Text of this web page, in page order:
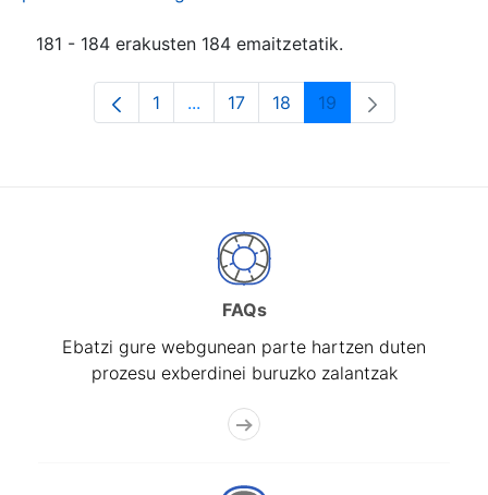
181 - 184 erakusten 184 emaitzetatik.
Orrialdea
1 ...Intermediate Pages Use TAB to
Orrialdea
17 Orrialdea
18 Orrialdea
19
FAQs
Ebatzi gure webgunean parte hartzen duten
prozesu exberdinei buruzko zalantzak